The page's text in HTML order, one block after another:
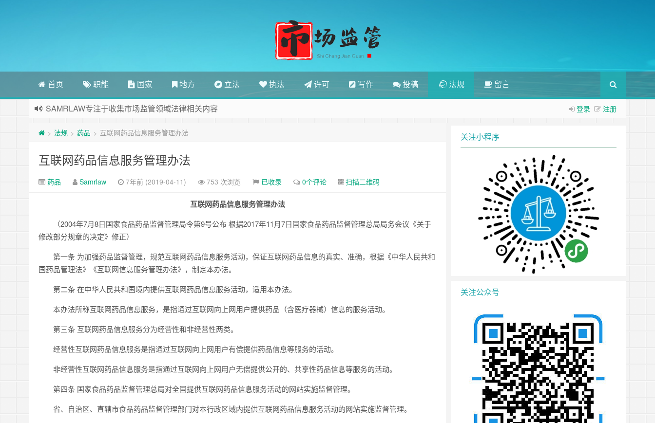
首页 职能 国家 地方 立法 执法 许可 写作 投稿 法规 留言
登录 注册
SAMRLAW专注于收集市场监管领域法律相关内容
> 法规 > 药品 > 互联网药品信息服务管理办法
互联网药品信息服务管理办法
药品 Samrlaw 7年前 (2019-04-11) 753 次浏览 已收录 0个评论 扫描二维码
互联网药品信息服务管理办法
（2004年7月8日国家食品药品监督管理局令第9号公布 根据2017年11月7日国家食品药品监督管理总局局务会议《关于
修改部分规章的决定》修正）
第一条 为加强药品监督管理，规范互联网药品信息服务活动，保证互联网药品信息的真实、准确，根据《中华人民共和
国药品管理法》《互联网信息服务管理办法》，制定本办法。
第二条 在中华人民共和国境内提供互联网药品信息服务活动，适用本办法。
本办法所称互联网药品信息服务，是指通过互联网向上网用户提供药品（含医疗器械）信息的服务活动。
第三条 互联网药品信息服务分为经营性和非经营性两类。
经营性互联网药品信息服务是指通过互联网向上网用户有偿提供药品信息等服务的活动。
非经营性互联网药品信息服务是指通过互联网向上网用户无偿提供公开的、共享性药品信息等服务的活动。
第四条 国家食品药品监督管理总局对全国提供互联网药品信息服务活动的网站实施监督管理。
省、自治区、直辖市食品药品监督管理部门对本行政区域内提供互联网药品信息服务活动的网站实施监督管理。
关注小程序
关注公众号